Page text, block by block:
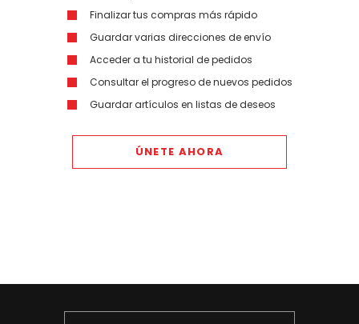
Finalizar tus compras más rápido
Guardar varias direcciones de envío
Acceder a tu historial de pedidos
Consultar el progreso de nuevos pedidos
Guardar artículos en listas de deseos
ÚNETE AHORA